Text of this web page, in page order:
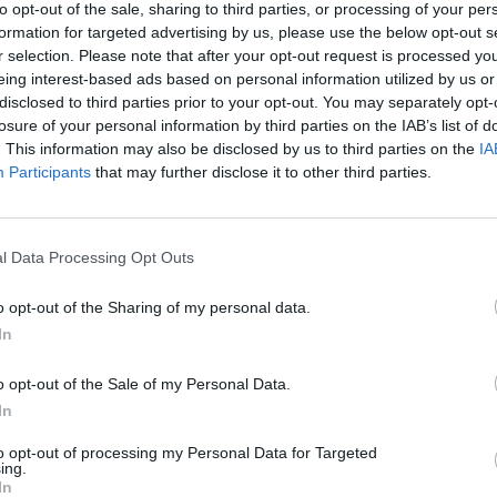
opt-out of the sale, sharing to third parties, or processing of your
for targeted advertising by us, please use the below opt-out
selection. Please note that after your opt-out request is processed
interest-based ads based on personal information utilized by us
to third parties prior to your opt-out. You may separately
of your personal information by third parties on the IAB’s list of
This information may also be disclosed by us to third parties on the
Participants that may further disclose it to other third parties.
Data Processing Opt Outs
opt-out of the Sharing of my personal data.
opt-out of the Sale of my Personal Data.
opt-out of processing my Personal Data for Targeted
Orientación en
el Itinerario
2
Dificultad en el
Desplazamiento
2
Cantidad de
Esfuerzo
2
de Calvo Sotelo. Descendiendo por la calzada
visita. Es uno de los poquísimos conjuntos
Declarado Bien de Interés Cultural en octubre
como Barrio de La Calzada, se sitúa a los
de sendero que transcurre hasta que
la comarca de Gata, Santibáñez el Alto, conserva
más importante de Sierra de Gata y un excelente